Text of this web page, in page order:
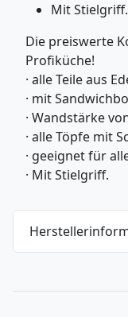
Mit Stielgriff.
Die preiswerte
Profiküche!
· alle Teile aus
· mit
· Wandstärke
· alle Töpfe mit
· geeignet für
· Mit Stielgriff.